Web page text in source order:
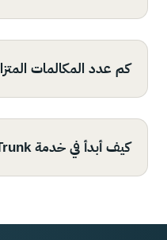
كم عدد المكالمات
كيف أبدأ في خدمة SIP Trunk؟